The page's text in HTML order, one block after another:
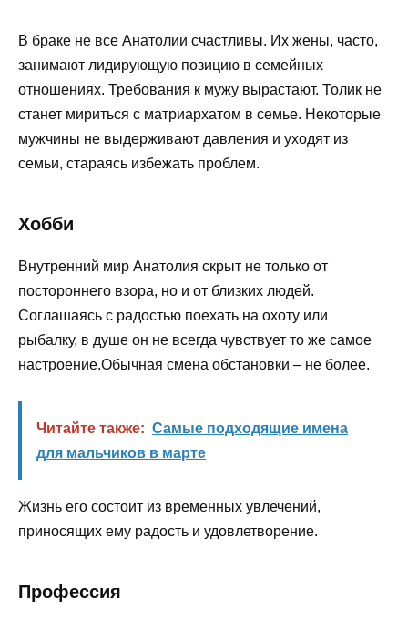
В браке не все Анатолии счастливы. Их жены, часто,
занимают лидирующую позицию в семейных
отношениях. Требования к мужу вырастают. Толик не
станет мириться с матриархатом в семье. Некоторые
мужчины не выдерживают давления и уходят из
семьи, стараясь избежать проблем.
Хобби
Внутренний мир Анатолия скрыт не только от
постороннего взора, но и от близких людей.
Соглашаясь с радостью поехать на охоту или
рыбалку, в душе он не всегда чувствует то же самое
настроение.Обычная смена обстановки – не более.
Читайте также: Самые подходящие имена
для мальчиков в марте
Жизнь его состоит из временных увлечений,
приносящих ему радость и удовлетворение.
Профессия